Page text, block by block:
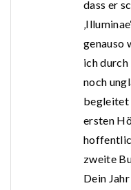
dass er
genauso
ich
noch
begleitet
ersten
zweite
Dein